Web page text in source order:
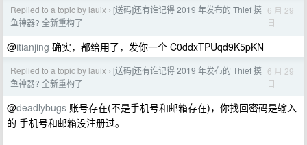
Replied to a topic by lauix › [送码]还有谁记得 2019 年发布的 Thief 摸
鱼神器? 全新重构了
6 月 29
日
@itianjing 确实，都给用了，发你一个 C0ddxTPUqd9K5pKN
Replied to a topic by lauix › [送码]还有谁记得 2019 年发布的 Thief 摸
鱼神器? 全新重构了
6 月 29
日
@deadlybugs 账号存在(不是手机号和邮箱存在)，你找回密码是输入
的 手机号和邮箱没注册过。